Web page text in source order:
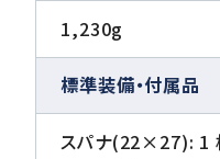
1,230g
標準装備・付属品
スパナ(22×27): 1